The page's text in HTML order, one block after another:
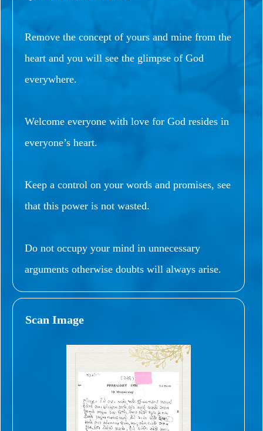
Remove the concept of yours and mine from the
heart and you will see the glimpse of God
everywhere.
Welcome everyone with love for God resides in
everyone’s heart.
Keep a control on your words and promises, see
that this power is not wasted.
Do not occupy your mind in unnecessary
arguments otherwise doubts will always arise.
Scan Image